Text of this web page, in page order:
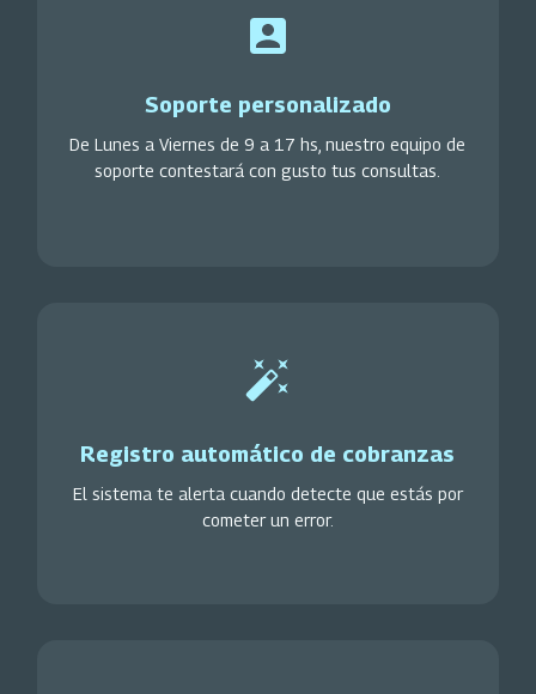
Soporte personalizado
De Lunes a Viernes de 9 a 17 hs, nuestro equipo de
soporte contestará con gusto tus consultas.
Registro automático de cobranzas
El sistema te alerta cuando detecte que estás por
cometer un error.